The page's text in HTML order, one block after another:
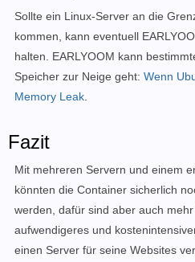
Sollte ein Linux-Server an die
kommen, kann eventuell
halten. EARLYOOM kann
Speicher zur Neige geht: Wenn
Memory Leak
Fazit
Mit mehreren Servern und einem
könnten die Container sicherlich
werden, dafür sind aber auch
aufwendigeres und
einen Server für seine Websites